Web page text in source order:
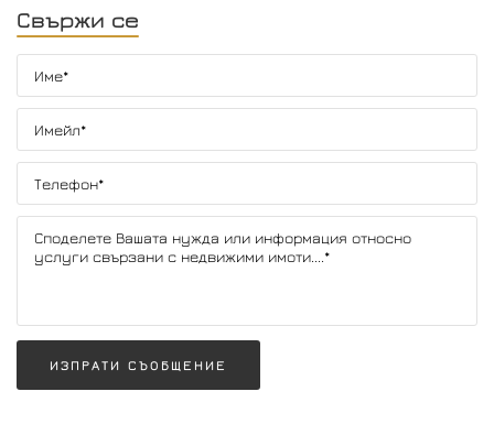
Свържи се
ИЗПРАТИ СЪОБЩЕНИЕ